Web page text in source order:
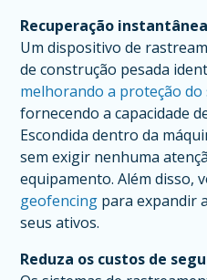
Recuperação
Um dispositivo de
de construção pesada
melhorando a proteção
fornecendo a capacidade
Escondida dentro da
sem exigir nenhuma
equipamento. Além disso,
geofencing para expandir
seus ativos.
Reduza os custos de